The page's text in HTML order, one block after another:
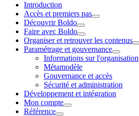
Introduction
Accès et premiers pas
Découvrir Boldo
Faire avec Boldo
Organiser et retrouver les contenus
Paramétrage et gouvernance
Informations sur l'organisation
Métamodèle
Gouvernance et accès
Sécurité et administration
Développement et intégration
Mon compte
Référence